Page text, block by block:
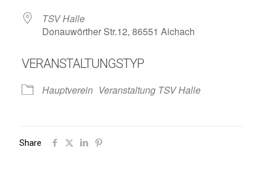
TSV Halle
Donauwörther Str.12, 86551 Aichach
VERANSTALTUNGSTYP
Hauptverein Veranstaltung TSV Halle
Share